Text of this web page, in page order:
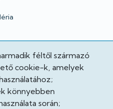
féltől származó
cookie-k, amelyek
könnyebben
során;
tájékoztató
tisztviselő